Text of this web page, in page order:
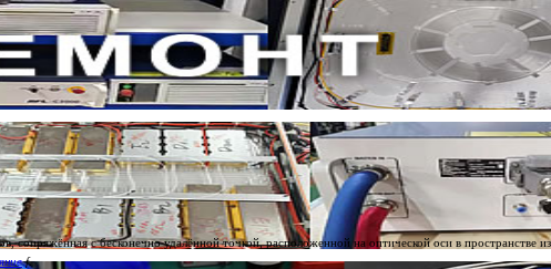
с бесконечно удалённой точкой, расположенной на оптической оси в пространстве
f.